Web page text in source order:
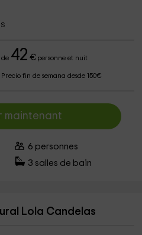
de 42 €personne et nuit
Precio fin de semana desde 150€
maintenant
6 personnes
3 salles de bain
Lola Candelas